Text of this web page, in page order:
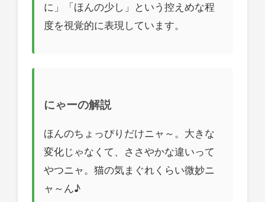
に」「ほんの少し」という控えめな程
度を視覚的に表現しています。
にゃーの解説
ほんのちょっぴりだけニャ～。大きな
変化じゃなくて、ささやかな違いって
やつニャ。猫の気まぐれくらい微妙ニ
ャ～ん♪